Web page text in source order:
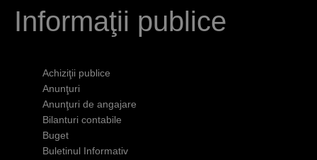
S
Informaţii publice
Achiziţii publice
Anunţuri
Anunţuri de angajare
Bilanturi contabile
Buget
Buletinul Informativ